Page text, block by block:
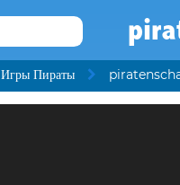
Игры Пираты